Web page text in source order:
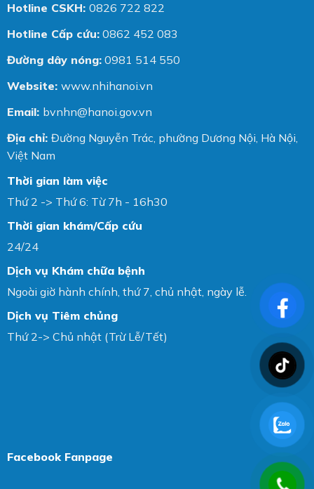
Hotline CSKH: 0826 722 822
Hotline Cấp cứu: 0862 452 083
Đường dây nóng: 0981 514 550
Website: www.nhihanoi.vn
Email: bvnhn@hanoi.gov.vn
Địa chỉ: Đường Nguyễn Trác, phường Dương Nội, Hà Nội,
Việt Nam
Thời gian làm việc
Thứ 2 -> Thứ 6: Từ 7h - 16h30
Thời gian khám/Cấp cứu
24/24
Dịch vụ Khám chữa bệnh
Ngoài giờ hành chính, thứ 7, chủ nhật, ngày lễ.
Dịch vụ Tiêm chủng
Thứ 2-> Chủ nhật (Trừ Lễ/Tết)
Facebook Fanpage